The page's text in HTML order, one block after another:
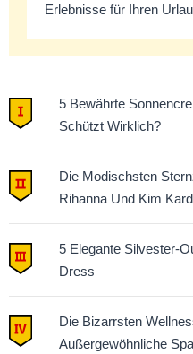
Erlebnisse für Ihren
5 Bewährte
Schützt Wirklich?
Die Modischsten
Rihanna Und Kim
5 Elegante Silvester-
Dress
Die Bizarrsten
Außergewöhnliche